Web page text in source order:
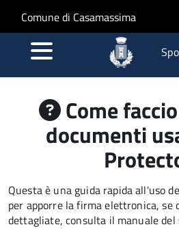
Salta al contenuto
Skip to site navigation
Comune di Casamassima
Come
documenti
Questa è una guida rapida all'uso
per apporre la firma elettronica, se
dettagliate, consulta il manuale del